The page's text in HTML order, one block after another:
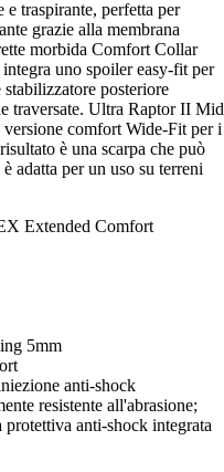
e traspirante, perfetta per
grazie alla membrana
morbida Comfort Collar
uno spoiler easy-fit per
posteriore
traversate. Ultra Raptor II Mid
comfort Wide-Fit per i
è una scarpa che può
adatta per un uso su terreni
Extended Comfort
5mm
anti-shock
resistente all'abrasione;
protettiva anti-shock integrata